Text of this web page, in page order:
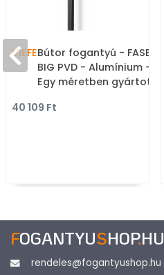
VIEFEBútor fogantyú - FASE
BIG PVD - Alumínium -
Egy méretben gyártott
bútorfogantyú
40 109 Ft
FOGANTYUSHOP.HU
rendeles@fogantyushop.hu